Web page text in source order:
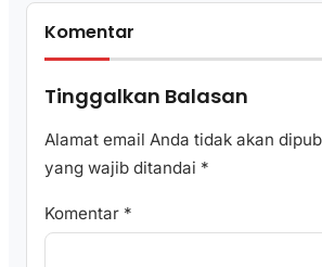
Komentar
Tinggalkan Balasan
Alamat email Anda tidak akan
yang wajib ditandai *
Komentar *